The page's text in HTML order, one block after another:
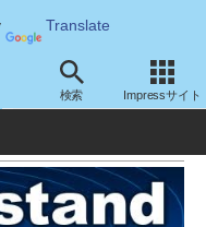
Translate
検索 Impressサイト